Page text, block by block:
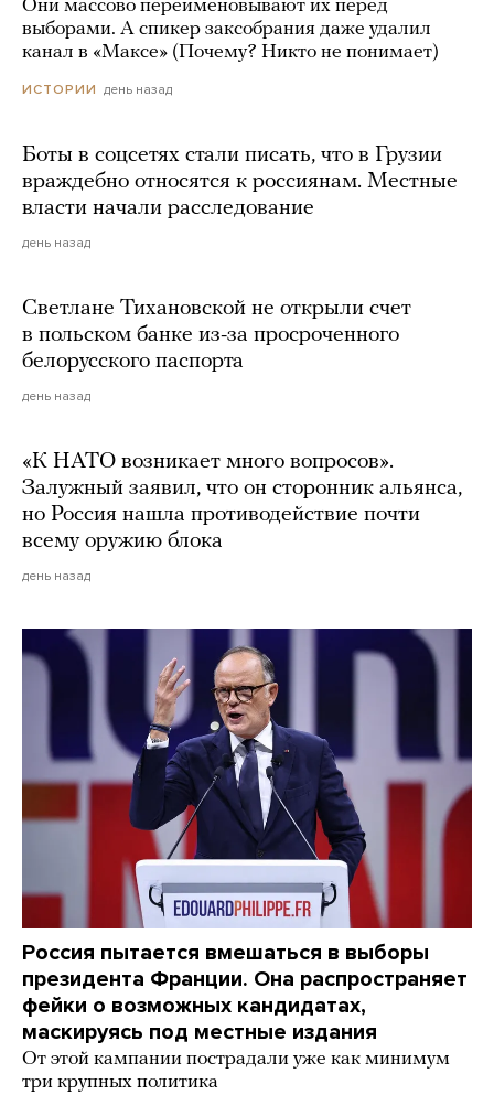
Они массово переименовывают их перед
выборами. А спикер заксобрания даже удалил
канал в «Максе» (Почему? Никто не понимает)
ИСТОРИИ день назад
Боты в соцсетях стали писать, что в Грузии
враждебно относятся к россиянам. Местные
власти начали расследование
день назад
Светлане Тихановской не открыли счет
в польском банке из-за просроченного
белорусского паспорта
день назад
«К НАТО возникает много вопросов».
Залужный заявил, что он сторонник альянса,
но Россия нашла противодействие почти
всему оружию блока
день назад
Россия пытается вмешаться в выборы
президента Франции. Она распространяет
фейки о возможных кандидатах,
маскируясь под местные издания
От этой кампании пострадали уже как минимум
три крупных политика